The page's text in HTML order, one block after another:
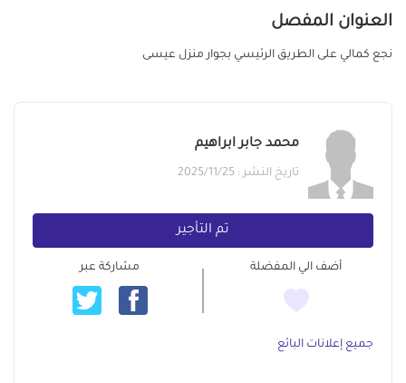
العنوان المفصل
نجع كمالي على الطريق الرئيسي بجوار منزل عيسى
محمد جابر ابراهيم
تاريخ النشر : 2025/11/25
تم التأجير
أضف الي المفضلة مشاركة عبر
جميع إعلانات البائع